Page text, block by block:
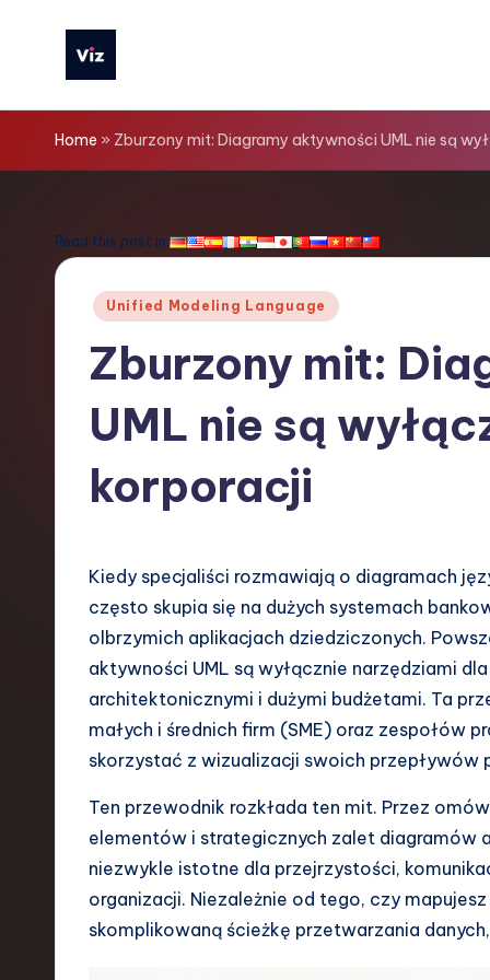
V
iz
o
Home » Zburzony mit: Diagramy aktywności UML nie są
Read this post in:
Posted
Unified Modeling Language
Zburzony mit:
UML nie są
korporacji
Kiedy specjaliści rozmawiają o diagramach
często skupia się na dużych systemach
olbrzymich aplikacjach dziedziczonych.
aktywności UML są wyłącznie narzędziami
architektonicznymi i dużymi budżetami. Ta
małych i średnich firm (SME) oraz zespołów
skorzystać z wizualizacji swoich przepływów
Ten przewodnik rozkłada ten mit. Przez
elementów i strategicznych zalet diagramów
niezwykle istotne dla przejrzystości,
organizacji. Niezależnie od tego, czy
skomplikowaną ścieżkę przetwarzania